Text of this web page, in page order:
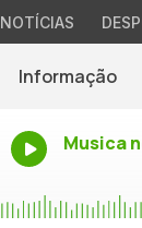
NOTÍCIAS
Informação
Musica